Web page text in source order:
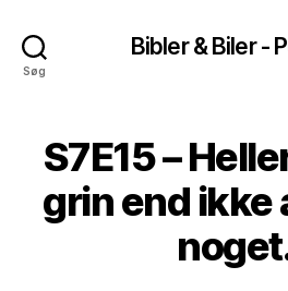
Søg
Bibler & Biler -
S7E15 –
grin end ikke